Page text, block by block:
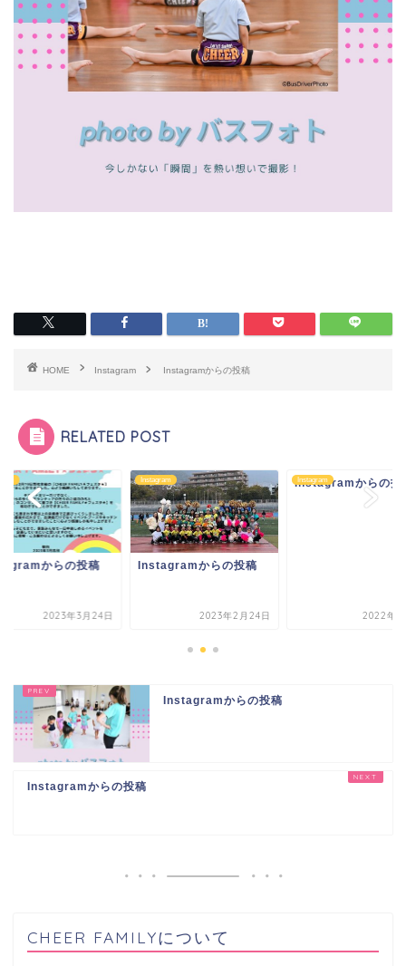
HOME Instagram Instagramからの投稿
RELATED POST
からの投稿
2023年3月24日
Instagram
Instagramからの投稿
2023年2月24日
Instagram
Instagramからの投
2022年8
Instagramからの投稿
Instagramからの投稿
CHEER FAMILYについて